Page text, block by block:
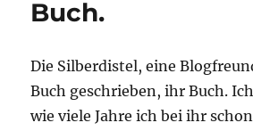
Buch.
Die Silberdistel, eine
Buch geschrieben, ihr Buch.
wie viele Jahre ich bei ihr